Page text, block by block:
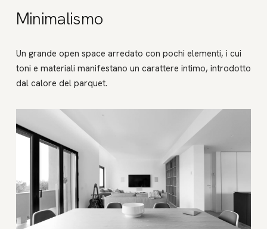
Minimalismo
Un grande open space arredato con pochi elementi, i cui
toni e materiali manifestano un carattere intimo, introdotto
dal calore del parquet.